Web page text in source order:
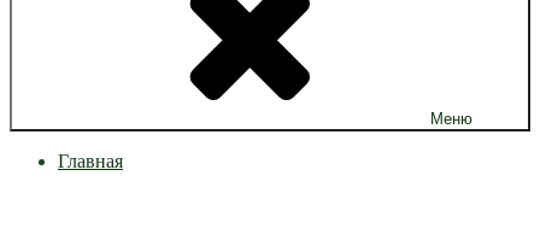
Меню
Главная